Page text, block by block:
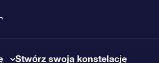
Stwórz swoją konstelację